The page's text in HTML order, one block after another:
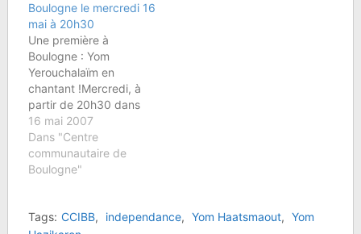
Boulogne le mercredi 16
mai à 20h30
Une première à
Boulogne : Yom
Yerouchalaïm en
chantant !Mercredi, à
partir de 20h30 dans
l'espace communautaire
de la Synagogue, nous
célébrerons les 40 ans
de l'unité retrouvée de
soirée de Chira
16 mai 2007
Dans "Centre
communautaire de
Boulogne"
Tags: CCIBB, independance, Yom Haatsmaout, Yom